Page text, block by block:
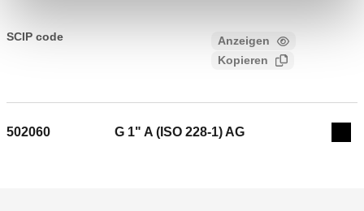
Schnellentlüfter. Mit hygroskopischer Sicherheitskappe.
Verbindung: G 3/4" A (ISO 228-1) AG. Maximaler
SCIP code
Anzeigen
Kopieren
502060 G 1" A (ISO 228-1) AG